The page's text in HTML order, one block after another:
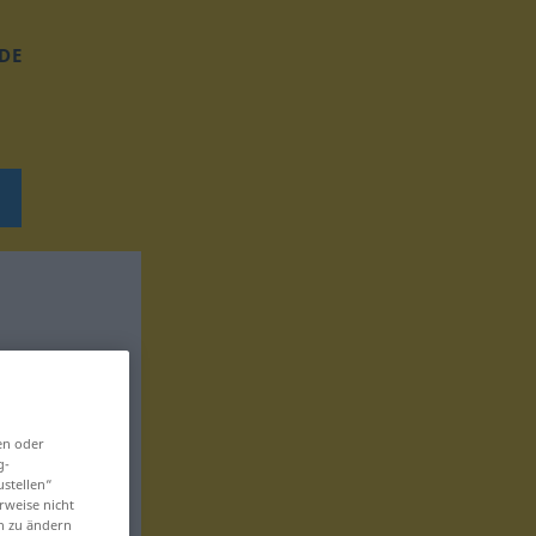
DE
oder
nicht
zu ändern